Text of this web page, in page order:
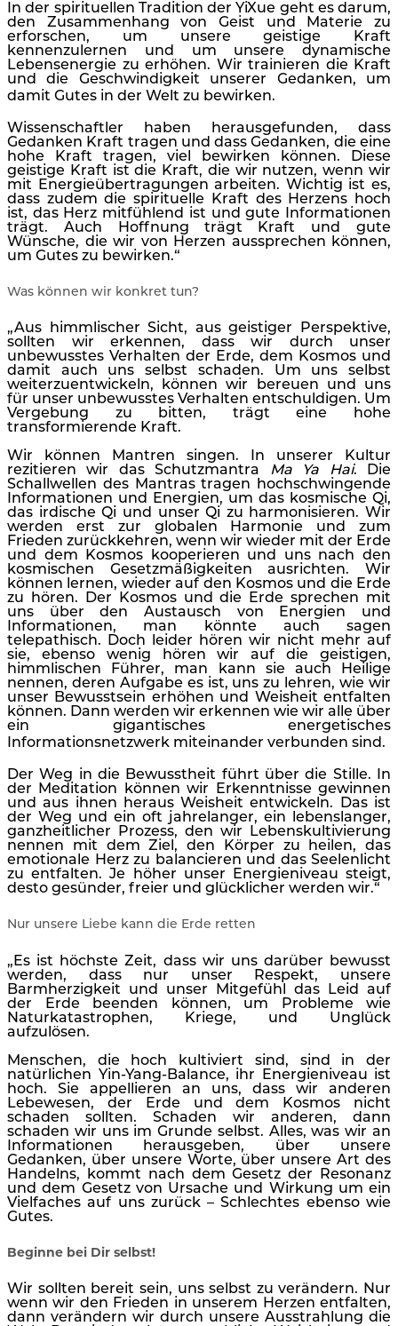
In der spirituellen Tradition der YiXue geht es darum,
den Zusammenhang von Geist und Materie zu
erforschen, um unsere geistige Kraft
kennenzulernen und um unsere dynamische
Lebensenergie zu erhöhen. Wir trainieren die Kraft
und die Geschwindigkeit unserer Gedanken, um
damit Gutes in der Welt zu bewirken.
Wissenschaftler haben herausgefunden, dass
Gedanken Kraft tragen und dass Gedanken, die eine
hohe Kraft tragen, viel bewirken können. Diese
geistige Kraft ist die Kraft, die wir nutzen, wenn wir
mit Energieübertragungen arbeiten. Wichtig ist es,
dass zudem die spirituelle Kraft des Herzens hoch
ist, das Herz mitfühlend ist und gute Informationen
trägt. Auch Hoffnung trägt Kraft und gute
Wünsche, die wir von Herzen aussprechen können,
um Gutes zu bewirken.“
Was können wir konkret tun?
„Aus himmlischer Sicht, aus geistiger Perspektive,
sollten wir erkennen, dass wir durch unser
unbewusstes Verhalten der Erde, dem Kosmos und
damit auch uns selbst schaden. Um uns selbst
weiterzuentwickeln, können wir bereuen und uns
für unser unbewusstes Verhalten entschuldigen. Um
Vergebung zu bitten, trägt eine hohe
transformierende Kraft.
Wir können Mantren singen. In unserer Kultur
rezitieren wir das Schutzmantra Ma Ya Hai. Die
Schallwellen des Mantras tragen hochschwingende
Informationen und Energien, um das kosmische Qi,
das irdische Qi und unser Qi zu harmonisieren. Wir
werden erst zur globalen Harmonie und zum
Frieden zurückkehren, wenn wir wieder mit der Erde
und dem Kosmos kooperieren und uns nach den
kosmischen Gesetzmäßigkeiten ausrichten. Wir
können lernen, wieder auf den Kosmos und die Erde
zu hören. Der Kosmos und die Erde sprechen mit
uns über den Austausch von Energien und
Informationen, man könnte auch sagen
telepathisch. Doch leider hören wir nicht mehr auf
sie, ebenso wenig hören wir auf die geistigen,
himmlischen Führer, man kann sie auch Heilige
nennen, deren Aufgabe es ist, uns zu lehren, wie wir
unser Bewusstsein erhöhen und Weisheit entfalten
können. Dann werden wir erkennen wie wir alle über
ein gigantisches energetisches
Informationsnetzwerk miteinander verbunden sind.
Der Weg in die Bewusstheit führt über die Stille. In
der Meditation können wir Erkenntnisse gewinnen
und aus ihnen heraus Weisheit entwickeln. Das ist
der Weg und ein oft jahrelanger, ein lebenslanger,
ganzheitlicher Prozess, den wir Lebenskultivierung
nennen mit dem Ziel, den Körper zu heilen, das
emotionale Herz zu balancieren und das Seelenlicht
zu entfalten. Je höher unser Energieniveau steigt,
desto gesünder, freier und glücklicher werden wir.“
Nur unsere Liebe kann die Erde retten
„Es ist höchste Zeit, dass wir uns darüber bewusst
werden, dass nur unser Respekt, unsere
Barmherzigkeit und unser Mitgefühl das Leid auf
der Erde beenden können, um Probleme wie
Naturkatastrophen, Kriege, und Unglück
aufzulösen.
Menschen, die hoch kultiviert sind, sind in der
natürlichen Yin-Yang-Balance, ihr Energieniveau ist
hoch. Sie appellieren an uns, dass wir anderen
Lebewesen, der Erde und dem Kosmos nicht
schaden sollten. Schaden wir anderen, dann
schaden wir uns im Grunde selbst. Alles, was wir an
Informationen herausgeben, über unsere
Gedanken, über unsere Worte, über unsere Art des
Handelns, kommt nach dem Gesetz der Resonanz
und dem Gesetz von Ursache und Wirkung um ein
Vielfaches auf uns zurück – Schlechtes ebenso wie
Gutes.
Beginne bei Dir selbst!
Wir sollten bereit sein, uns selbst zu verändern. Nur
wenn wir den Frieden in unserem Herzen entfalten,
dann verändern wir durch unsere Ausstrahlung die